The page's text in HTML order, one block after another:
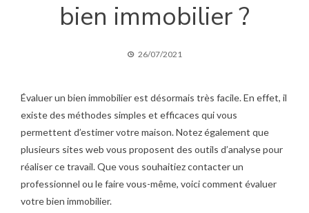
bien immobilier ?
26/07/2021
Évaluer un bien immobilier est désormais très facile. En effet, il
existe des méthodes simples et efficaces qui vous
permettent d’estimer votre maison. Notez également que
plusieurs sites web vous proposent des outils d’analyse pour
réaliser ce travail. Que vous souhaitiez contacter un
professionnel ou le faire vous-même, voici comment évaluer
votre bien immobilier.